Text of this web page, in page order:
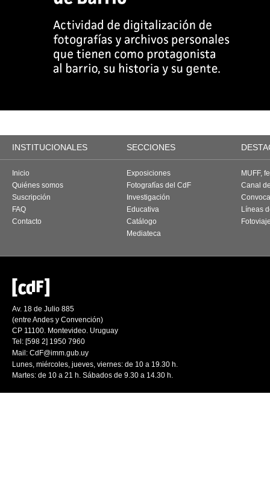
INSTITUCIONALES SECCIONES
Inicio
Quiénes somos
Suscripción
FAQ
Contacto
Exposiciones
Fotografías del CdF
Investigación
Educativa
Catálogo
Mediateca
MUFF,
Canal
Líneas
Av. 18 de Julio 885
(entre Andes y Convención)
CP 11100. Montevideo. Uruguay
Tel: [598 2] 1950 7960
Mail: CdF@imm.gub.uy
Lunes, miércoles, jueves, viernes: de 10 a 19.30 h.
Martes: de 10 a 21 h. Sábados de 9.30 a 14.30 h.